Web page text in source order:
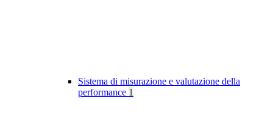
Sistema di misurazione e valutazione della
performance 1